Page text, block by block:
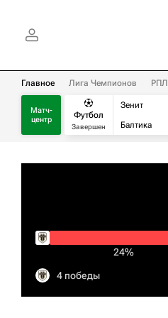
Главное Лига Чемпионов РПЛ
Матч-
центр
Футбол
Завершен
Зенит
Балтика
24%
4 победы